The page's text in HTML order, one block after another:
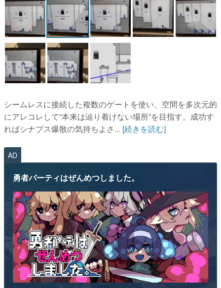
その他
電ファミニコゲーマーとは？
運営：株式会社マレ
シームレスに接続した複数のゲートを使い、空間を多次元的
にアレコレして“本来は辿り着けない場所”を目指す。成功す
ればシナプス爆散の気持ちよさ... [続きを読む]
AD
勇者パーティはぜんめつしました。